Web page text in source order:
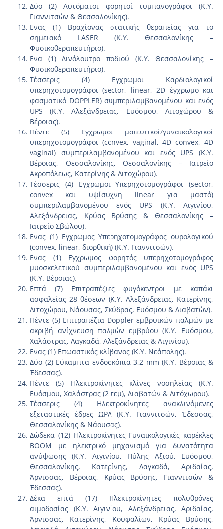
Δύο (2) Αυτόματοι φορητοί τυμπανογράφοι (Κ.Υ.
Γιαννιτσών & Θεσσαλονίκης).
Ενας (1) Βραχίονας στατικής θεραπείας για το
σημειακό LASER (Κ.Υ. Θεσσαλονίκης –
Φυσικοθεραπευτήριο).
Ενα (1) Δινόλουτρο ποδιού (Κ.Υ. Θεσσαλονίκης –
Φυσικοθεραπευτήριο).
Τέσσερις (4) Εγχρωμοι Καρδιολογικοί
υπερηχοτομογράφοι (sector, linear, 2D έγχρωμο και
φασματικό DOPPLER) συμπεριλαμβανομένου και ενός
UPS (Κ.Υ. Αλεξάνδρειας, Ευόσμου, Λιτοχώρου &
Βέροιας).
Πέντε (5) Εγχρωμοι μαιευτικοί/γυναικολογικοί
υπερηχοτομογράφοι (convex, vaginal, 4D convex, 4D
vaginal) συμπεριλαμβανομένου και ενός UPS (Κ.Υ.
Βέροιας, Θεσσαλονίκης, Θεσσαλονίκης – Ιατρείο
Ακροπόλεως, Κατερίνης & Λιτοχώρου).
Τέσσερις (4) Εγχρωμοι Υπερηχοτομογράφοι (sector,
convex και υψίσυχνη linear για μαστό)
συμπεριλαμβανομένου ενός UPS (Κ.Υ. Αιγινίου,
Αλεξάνδρειας, Κρύας Βρύσης & Θεσσαλονίκης –
Ιατρείο Σβώλου).
Ενας (1) Εγχρωμος Υπερηχοτομογράφος ουρολογικού
(convex, linear, διορθική) (Κ.Υ. Γιαννιτσών).
Ενας (1) Εγχρωμος φορητός υπερηχοτομογράφος
μυοσκελετικού συμπεριλαμβανομένου και ενός UPS
(Κ.Υ. Βέροιας).
Επτά (7) Επιτραπέζιες φυγόκεντροι με καπάκι
ασφαλείας 28 θέσεων (Κ.Υ. Αλεξάνδρειας, Κατερίνης,
Λιτοχώρου, Νάουσας, Σκύδρας, Ευόσμου & Διαβατών).
Πέντε (5) Επιτραπέζια Doppler εμβρυικών παλμών με
ακριβή ανίχνευση παλμών εμβρύου (Κ.Υ. Ευόσμου,
Χαλάστρας, Λαγκαδά, Αλεξάνδρειας & Αιγινίου).
Ενας (1) Επωαστικός κλίβανος (Κ.Υ. Νεάπολης).
Δύο (2) Εύκαμπτα ενδοσκόπια 3,2 mm (Κ.Υ. Βέροιας &
Έδεσσας).
Πέντε (5) Ηλεκτροκίνητες κλίνες νοσηλείας (Κ.Υ.
Ευόσμου, Χαλάστρας (2 τεμ), Διαβατών & Λιτόχωρου).
Τέσσερις (4) Ηλεκτροκίνητες ανακλινόμενες
εξεταστικές έδρες ΩΡΛ (Κ.Υ. Γιαννιτσών, Έδεσσας,
Θεσσαλονίκης & Νάουσας).
Δώδεκα (12) Ηλεκτροκίνητες Γυναικολογικές καρέκλες
BOOM με ηλεκτρικό μηχανισμό για δυνατότητα
ανύψωσης (Κ.Υ. Αιγινίου, Πύλης Αξιού, Ευόσμου,
Θεσσαλονίκης, Κατερίνης, Λαγκαδά, Αριδαίας,
Άρνισσας, Βέροιας, Κρύας Βρύσης, Γιαννιτσών &
Έδεσσας).
Δέκα επτά (17) Ηλεκτροκίνητες πολυθρόνες
αιμοδοσίας (Κ.Υ. Αιγινίου, Αλεξάνδρειας, Αριδαίας,
Άρνισσας, Κατερίνης, Κουφαλίων, Κρύας Βρύσης,